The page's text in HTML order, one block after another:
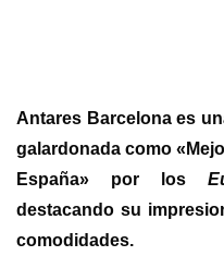
Antares Barcelona es
galardonada como
España» por los
destacando su
comodidades.